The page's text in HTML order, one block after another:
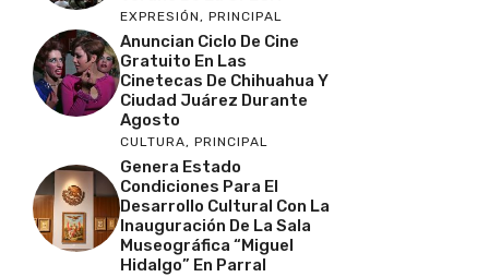
EXPRESIÓN, PRINCIPAL
Anuncian Ciclo De Cine
Gratuito En Las
Cinetecas De Chihuahua Y
Ciudad Juárez Durante
Agosto
CULTURA, PRINCIPAL
Genera Estado
Condiciones Para El
Desarrollo Cultural Con La
Inauguración De La Sala
Museográfica “Miguel
Hidalgo” En Parral